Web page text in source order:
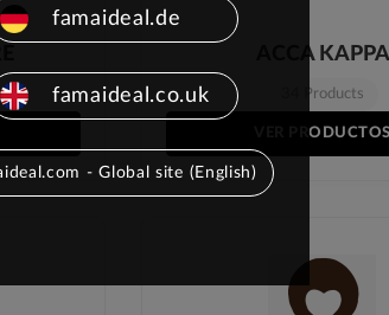
ACCA KAPPA
34 Products
VER
famaideal.de
famaideal.co.uk
- Global site (English)